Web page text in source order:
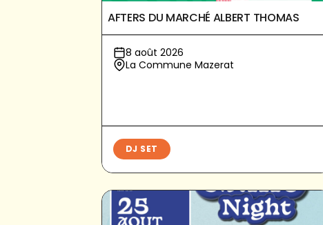
AFTERS DU MARCHÉ ALBERT THOMAS
8 août 2026
La Commune Mazerat
DJ SET